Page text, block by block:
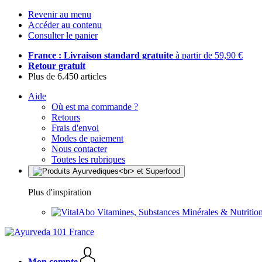
Revenir au menu
Accéder au contenu
Consulter le panier
France : Livraison standard gratuite à partir de 59,90 €
Retour gratuit
Plus de 6.450 articles
Aide
Où est ma commande ?
Retours
Frais d'envoi
Modes de paiement
Nous contacter
Toutes les rubriques
Plus d'inspiration
Vitamines, Substances Minérales &